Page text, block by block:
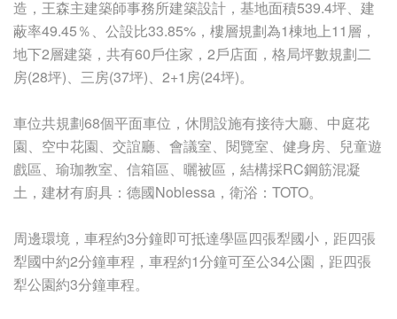
造，王森主建築師事務所建築設計，基地面積539.4坪、建
蔽率49.45％、公設比33.85%，樓層規劃為1棟地上11層，
地下2層建築，共有60戶住家，2戶店面，格局坪數規劃二
房(28坪)、三房(37坪)、2+1房(24坪)。
車位共規劃68個平面車位，休閒設施有接待大廳、中庭花
園、空中花園、交誼廳、會議室、閱覽室、健身房、兒童遊
戲區、瑜珈教室、信箱區、曬被區，結構採RC鋼筋混凝
土，建材有廚具：德國Noblessa，衛浴：TOTO。
周邊環境，車程約3分鐘即可抵達學區四張犁國小，距四張
犁國中約2分鐘車程，車程約1分鐘可至公34公園，距四張
犁公園約3分鐘車程。